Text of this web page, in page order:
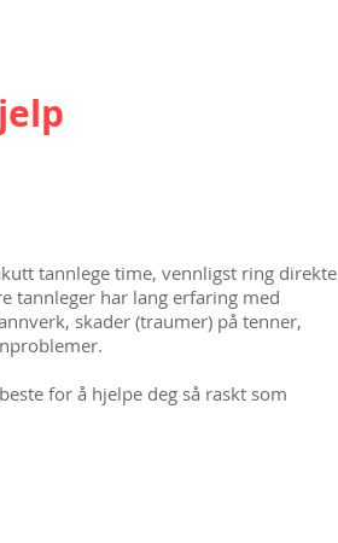
tannlege time, vennligst ring direkte
tannleger har lang erfaring med
skader (traumer) på tenner,
for å hjelpe deg så raskt som